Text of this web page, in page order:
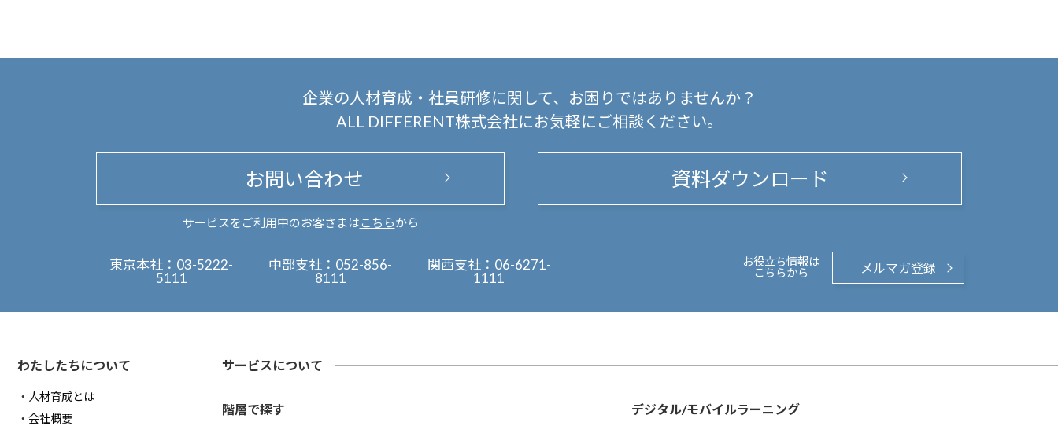
企業の人材育成・社員研修に関して、
お困りではありませんか？
ALL DIFFERENT株式会社にお気軽にご相談ください。
お問い合わせ
サービスをご利用中のお客さまは こちらから
資料ダウンロード
東京本社： 03-5222-
5111
中部支社： 052-856-
8111
関西支社： 06-6271-
1111
お役立ち情報は
こちらから
メルマガ登録
わたしたちについて
人材育成とは
会社概要
サービスについて
階層で探す デジタル/モバイルラーニング